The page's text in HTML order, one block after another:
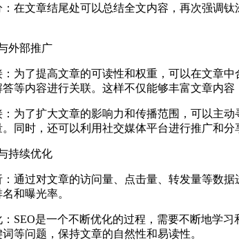
：在文章结尾处可以总结全文内容，再次强调
外部推广
：为了提高文章的可读性和权重，可以在文章
答等内容进行关联。这样不仅能够丰富文章内容
为了扩大文章的影响力和传播范围，可以主
同时，还可以利用社交媒体平台进行推广和分
持续优化
通过对文章的访问量、点击量、转发量等数
和曝光率。
SEO是一个不断优化的过程，需要不断地学
等问题，保持文章的自然性和易读性。